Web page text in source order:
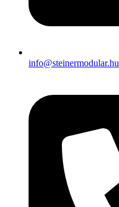
info@steinermodular.hu